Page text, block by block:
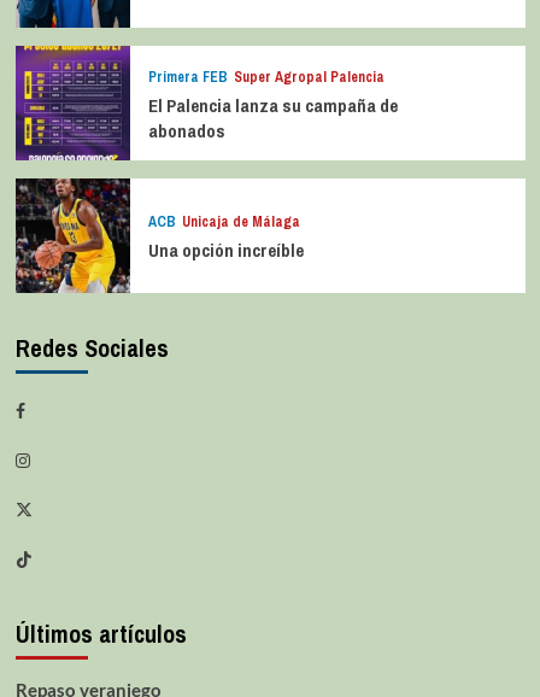
Primera FEB Super Agropal Palencia
El Palencia lanza su campaña de
abonados
ACB Unicaja de Málaga
Una opción increíble
Redes Sociales
Últimos artículos
Repaso veraniego